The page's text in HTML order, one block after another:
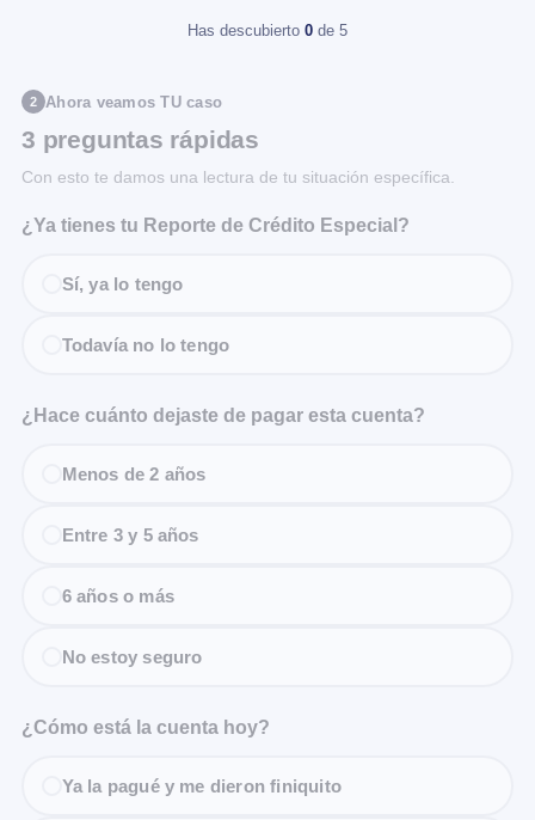
Has descubierto 0 de 5
2 Ahora veamos TU caso
3 preguntas rápidas
Con esto te damos una lectura de tu situación específica.
¿Ya tienes tu Reporte de Crédito Especial?
Sí, ya lo tengo
Todavía no lo tengo
¿Hace cuánto dejaste de pagar esta cuenta?
Menos de 2 años
Entre 3 y 5 años
6 años o más
No estoy seguro
¿Cómo está la cuenta hoy?
Ya la pagué y me dieron finiquito